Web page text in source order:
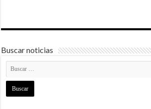
Buscar noticias